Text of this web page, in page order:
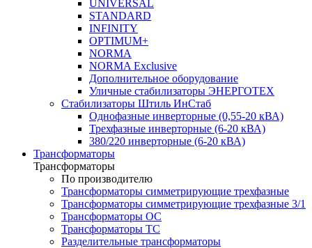
UNIVERSAL
STANDARD
INFINITY
OPTIMUM+
NORMA
NORMA Exclusive
Дополнительное оборудование
Уличные стабилизаторы ЭНЕРГОТЕХ
Стабилизаторы Штиль ИнСтаб
Однофазные инверторные (0,55-20 кВА)
Трехфазные инверторные (6-20 кВА)
380/220 инверторные (6-20 кВА)
Трансформаторы
Трансформаторы
По производителю
Трансформаторы симметрирующие трехфазные
Трансформаторы симметрирующие трехфазные 3/1
Трансформаторы ОС
Трансформаторы ТС
Разделительные трансформаторы